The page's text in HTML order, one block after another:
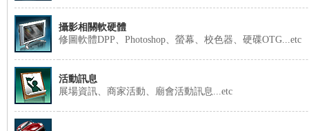
攝影相關軟硬體
修圖軟體DPP、Photoshop、螢幕、校色器、硬碟OTG...etc
活動訊息
展場資訊、商家活動、廟會活動訊息...etc